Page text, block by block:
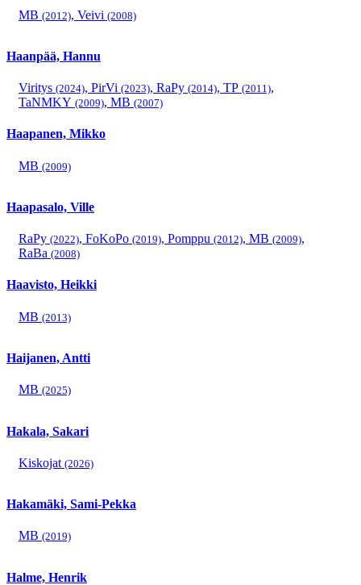
MB (2012), Veivi (2008)
Haanpää, Hannu
Viritys (2024), PirVi (2023), RaPy (2014), TP (2011),
TaNMKY (2009), MB (2007)
Haapanen, Mikko
MB (2009)
Haapasalo, Ville
RaPy (2022), FoKoPo (2019), Pomppu (2012), MB (2009),
RaBa (2008)
Haavisto, Heikki
MB (2013)
Haijanen, Antti
MB (2025)
Hakala, Sakari
Kiskojat (2026)
Hakamäki, Sami-Pekka
MB (2019)
Halme, Henrik